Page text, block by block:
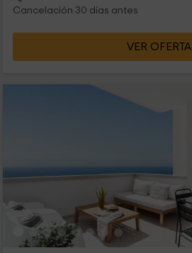
Cancelación 30 días antes
VER OFERTA